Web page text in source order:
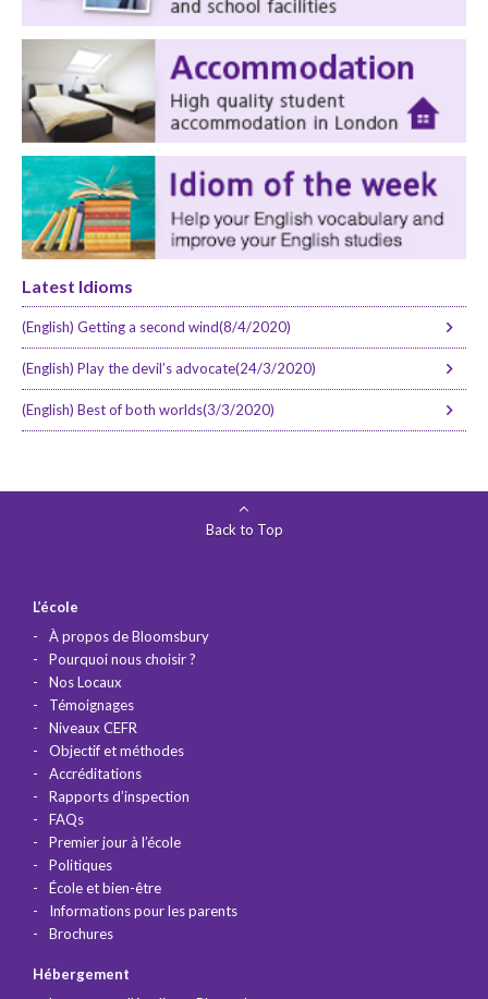
Latest Idioms
(English) Getting a second wind(8/4/2020)
(English) Play the devil’s advocate(24/3/2020)
(English) Best of both worlds(3/3/2020)
Back to Top
L’école
À propos de Bloomsbury
Pourquoi nous choisir ?
Nos Locaux
Témoignages
Niveaux CEFR
Objectif et méthodes
Accréditations
Rapports d’inspection
FAQs
Premier jour à l’école
Politiques
École et bien-être
Informations pour les parents
Brochures
Hébergement